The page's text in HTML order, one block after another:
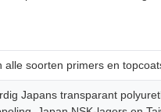
soorten primers en
Japans transparant